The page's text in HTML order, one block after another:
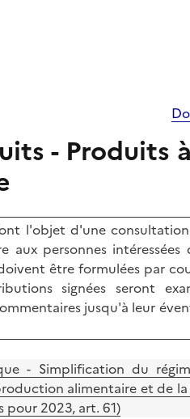
- Produits
l'objet d'une
personnes intéressées
être formulées par
signées seront
jusqu'à leur
- Simplification du
alimentaire et de
pour 2023, art. 61)